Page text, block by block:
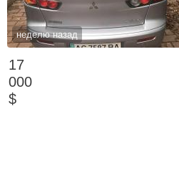
неделю назад
17
000
$